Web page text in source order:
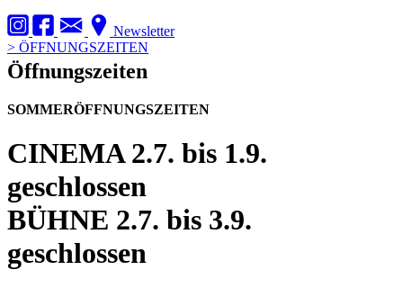
Newsletter
> ÖFFNUNGSZEITEN
Öffnungszeiten
SOMMERÖFFNUNGSZEITEN
CINEMA2.7. bis 1.9.
geschlossen
BÜHNE 2.7. bis 3.9.
geschlossen